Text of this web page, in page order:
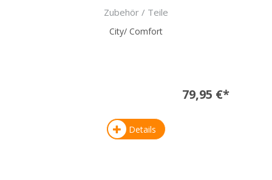
Zubehör / Teile
City/ Comfort
79,95 €*
Details